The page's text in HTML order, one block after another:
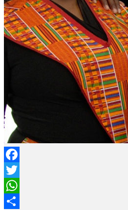
Facebook
Twitter
WhatsApp